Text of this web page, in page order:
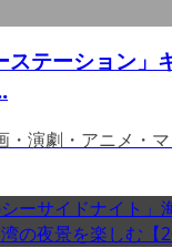
ステーション」
・演劇・アニメ・